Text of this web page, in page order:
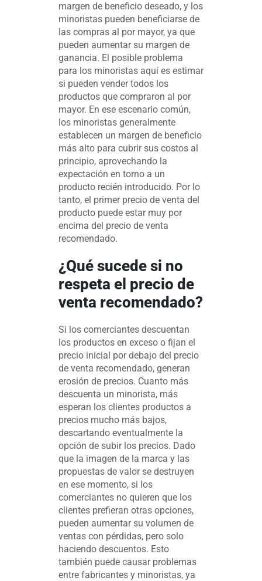
margen de beneficio deseado, y los
minoristas pueden beneficiarse de
las compras al por mayor, ya que
pueden aumentar su margen de
ganancia. El posible problema
para los minoristas aquí es estimar
si pueden vender todos los
productos que compraron al por
mayor. En ese escenario común,
los minoristas generalmente
establecen un margen de beneficio
más alto para cubrir sus costos al
principio, aprovechando la
expectación en torno a un
producto recién introducido. Por lo
tanto, el primer precio de venta del
producto puede estar muy por
encima del precio de venta
recomendado.
¿Qué sucede si no
respeta el precio de
venta recomendado?
Si los comerciantes descuentan
los productos en exceso o fijan el
precio inicial por debajo del precio
de venta recomendado, generan
erosión de precios. Cuanto más
descuenta un minorista, más
esperan los clientes productos a
precios mucho más bajos,
descartando eventualmente la
opción de subir los precios. Dado
que la imagen de la marca y las
propuestas de valor se destruyen
en ese momento, si los
comerciantes no quieren que los
clientes prefieran otras opciones,
pueden aumentar su volumen de
ventas con pérdidas, pero solo
haciendo descuentos. Esto
también puede causar problemas
entre fabricantes y minoristas, ya